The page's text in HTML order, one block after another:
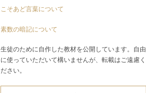
こそあど言葉について
素数の暗記について
生徒のために自作した教材を公開しています。自由
に使っていただいて構いませんが、転載はご遠慮く
ださい。